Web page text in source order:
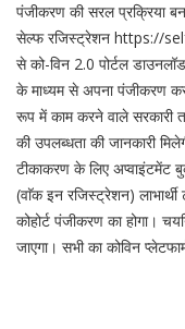
पंजीकरण की सरल प्रक्रिया
सेल्फ रजिस्ट्रेशन https://
से को-विन 2.0 पोर्टल
के माध्यम से अपना पंजीकरण
रूप में काम करने वाले सरकारी
की उपलब्धता की जानकारी
टीकाकरण के लिए अप्वाइंटमेंट
(वाॅक इन रजिस्ट्रेशन)
कोहोर्ट पंजीकरण का होगा।
जाएगा। सभी का कोविन